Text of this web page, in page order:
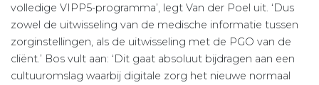
volledige VIPP5-programma’, legt Van der Poel uit. ‘Dus
zowel de uitwisseling van de medische informatie tussen
zorginstellingen, als de uitwisseling met de PGO van de
cliënt.’ Bos vult aan: ‘Dit gaat absoluut bijdragen aan een
cultuuromslag waarbij digitale zorg het nieuwe normaal